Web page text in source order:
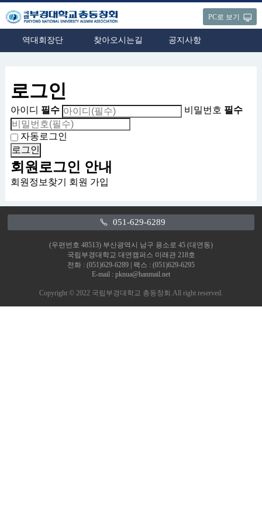
PC로 보기
역대회장단 찾아오시는길 공지사항
로그인
아이디 필수 비밀번호 필수
자동로그인
회원로그인 안내
회원정보찾기 회원 가입
051-629-6289
(우편번호 48513) 부산광역시 남구 용소로 45 (대연동)
국립부경대학교 대연캠퍼스 미래관 218호
전화 : (051)629-6289 | 팩스 : (051)629-6295
E-mail : pknua@hanmail.net
Copyright © 2022 국립부경대학교 총동창회.All right reserved.